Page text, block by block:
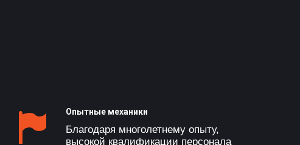
Опытные механики
Благодаря многолетнему опыту,
высокой квалификации персонала